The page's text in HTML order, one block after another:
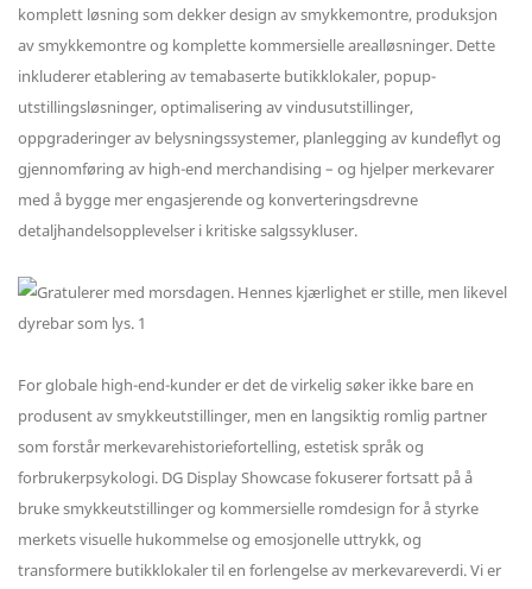
komplett løsning som dekker design av smykkemontre, produksjon
av smykkemontre og komplette kommersielle arealløsninger. Dette
inkluderer etablering av temabaserte butikklokaler, popup-
utstillingsløsninger, optimalisering av vindusutstillinger,
oppgraderinger av belysningssystemer, planlegging av kundeflyt og
gjennomføring av high-end merchandising – og hjelper merkevarer
med å bygge mer engasjerende og konverteringsdrevne
detaljhandelsopplevelser i kritiske salgssykluser.
For globale high-end-kunder er det de virkelig søker ikke bare en
produsent av smykkeutstillinger, men en langsiktig romlig partner
som forstår merkevarehistoriefortelling, estetisk språk og
forbrukerpsykologi. DG Display Showcase fokuserer fortsatt på å
bruke smykkeutstillinger og kommersielle romdesign for å styrke
merkets visuelle hukommelse og emosjonelle uttrykk, og
transformere butikklokaler til en forlengelse av merkevareverdi. Vi er